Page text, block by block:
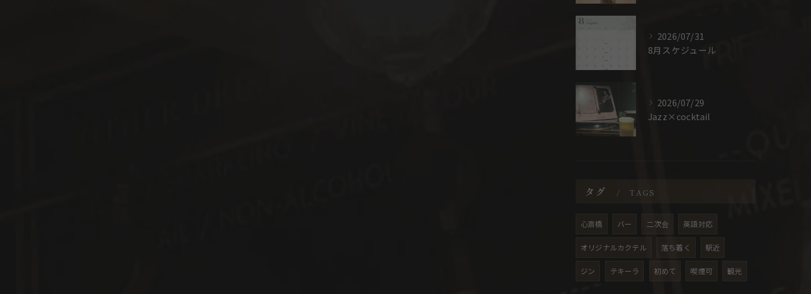
2026/07/31
8月スケジュール
2026/07/29
Jazz×cocktail
タグ TAGS
心斎橋 バー 二次会 英語対応
オリジナルカクテル 落ち着く 駅近
ジン テキーラ 初めて 喫煙可 観光